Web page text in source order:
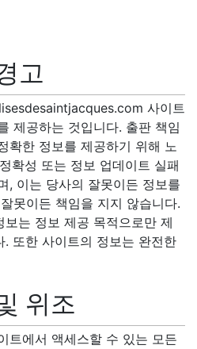
고
사이트
제공하는 것입니다. 출판 책임
확한 정보를 제공하기 위해 노
확성 또는 정보 업데이트 실패
, 이는 당사의 잘못이든 정보를
못이든 책임을 지지 않습니다.
는 정보 제공 목적으로만 제
또한 사이트의 정보는 완전한
위조
트에서 액세스할 수 있는 모든